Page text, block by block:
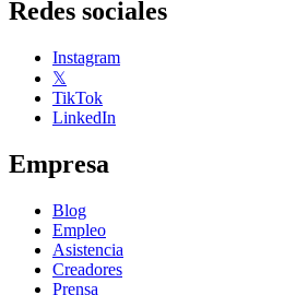
Redes sociales
Instagram
𝕏
TikTok
LinkedIn
Empresa
Blog
Empleo
Asistencia
Creadores
Prensa